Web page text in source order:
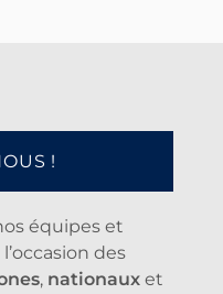
!
équipes et
des
, nationaux et